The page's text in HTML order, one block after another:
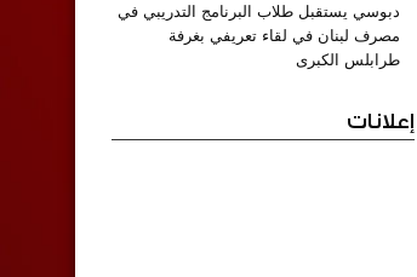
دبوسي يستقبل طلاب البرنامج التدريبي في
مصرف لبنان في لقاء تعريفي بغرفة
طرابلس الكبرى
إعلانات